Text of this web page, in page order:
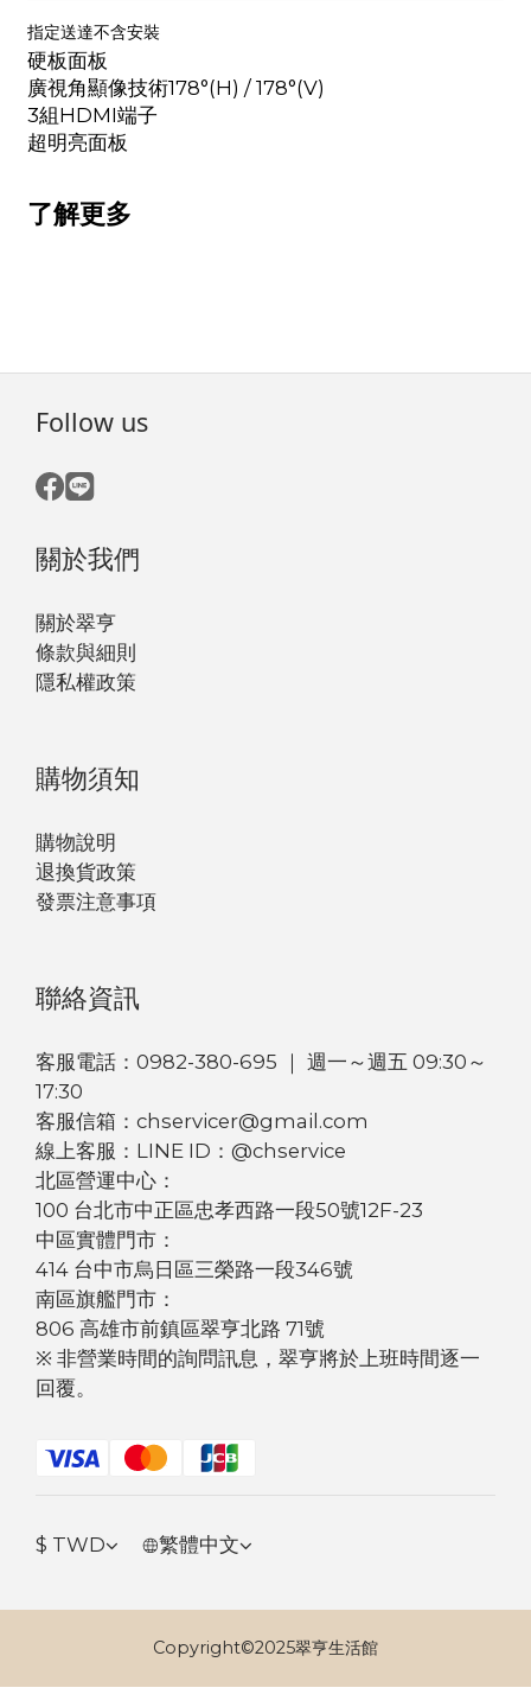
指定送達不含安裝
硬板面板
廣視角顯像技術178°(H) / 178°(V)
3組HDMI端子
超明亮面板
了解更多
Follow us
關於我們
關於翠亨
條款與細則
隱私權政策
購物須知
購物說明
退換貨政策
發票注意事項
聯絡資訊
客服電話：0982-380-695 ｜ 週一～週五 09:30～
17:30
客服信箱：chservicer@gmail.com
線上客服：LINE ID：@chservice
北區營運中心：
100 台北市中正區忠孝西路一段50號12F-23
中區實體門市：
414 台中市烏日區三榮路一段346號
南區旗艦門市：
806 高雄市前鎮區翠亨北路 71號
※ 非營業時間的詢問訊息，翠亨將於上班時間逐一
回覆。
$ TWD 繁體中文
Copyright©2025翠亨生活館